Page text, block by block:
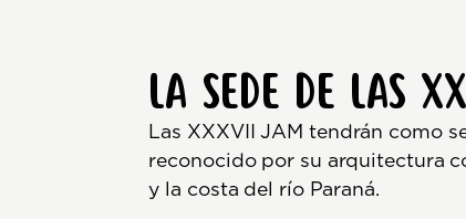
La sede de las
Las XXXVII JAM tendrán como
reconocido por su arquitectura
y la costa del río Paraná.